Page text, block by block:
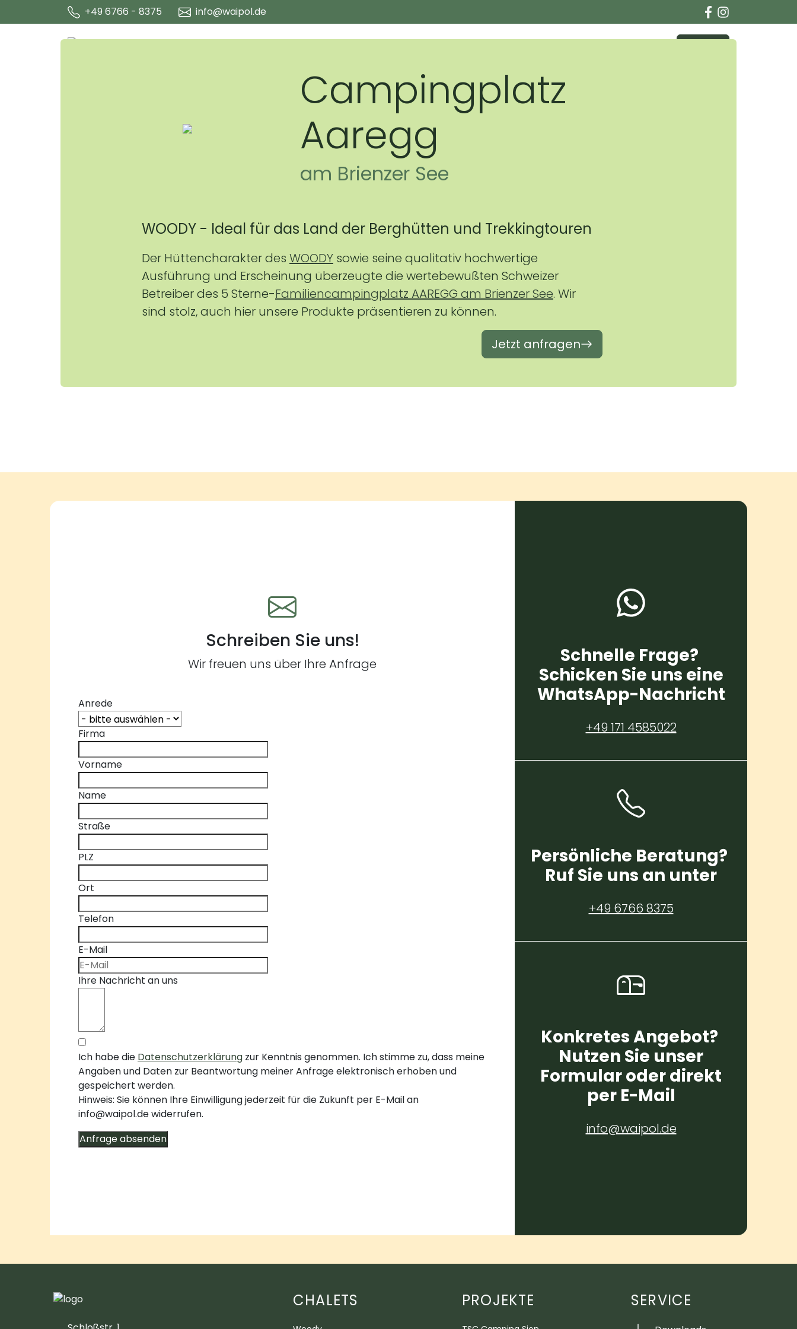
+49 6766 - 8375 info@waipol.de
Campingplatz
Aaregg
am Brienzer See
WOODY - Ideal für das Land der Berghütten und Trekkingtouren
Der Hüttencharakter des WOODY sowie seine qualitativ hochwertige
Ausführung und Erscheinung überzeugte die wertebewußten Schweizer
Betreiber des 5 Sterne-Familiencampingplatz AAREGG am Brienzer See. Wir
sind stolz, auch hier unsere Produkte präsentieren zu können.
Jetzt anfragen
Schreiben Sie uns!
Wir freuen uns über Ihre Anfrage
Anrede
Firma
Vorname
Name
Straße
PLZ
Ort
Telefon
E-Mail
Ihre Nachricht an uns
Ich habe die Datenschutzerklärung zur Kenntnis genommen. Ich stimme zu, dass meine
Angaben und Daten zur Beantwortung meiner Anfrage elektronisch erhoben und
gespeichert werden.
Hinweis: Sie können Ihre Einwilligung jederzeit für die Zukunft per E-Mail an
info@waipol.de widerrufen.
Anfrage absenden
Schnelle Frage?
Schicken Sie uns eine
WhatsApp-Nachricht
+49 171 4585022
Persönliche Beratung?
Ruf Sie uns an unter
+49 6766 8375
Konkretes Angebot?
Nutzen Sie unser
Formular oder direkt
per E-Mail
info@waipol.de
CHALETS PROJEKTE SERVICE